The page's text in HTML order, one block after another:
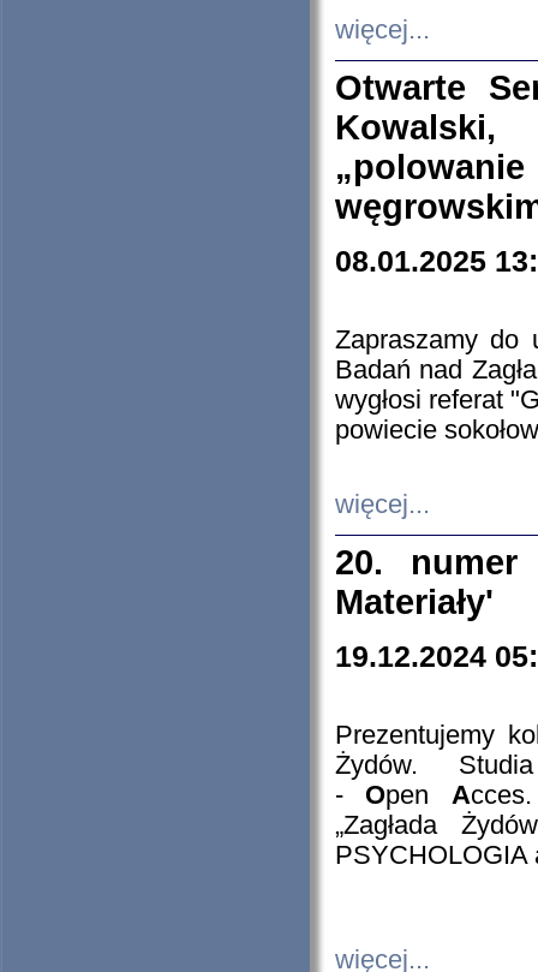
więcej...
Otwarte
08.01.2025
Zapraszamy do
Badań nad
wygłosi referat
powiecie
więcej...
20. numer
Materiały'
19.12.2024
Prezentujemy
Żydów.
- Open A
„Zagłada
PSYCHOLOGIA
więcej...